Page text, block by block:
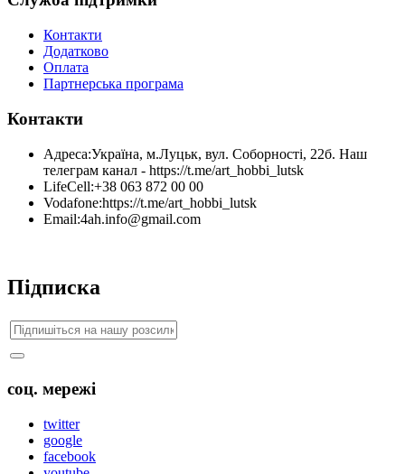
Контакти
Додатково
Оплата
Партнерська програма
Контакти
Адреса:Україна, м.Луцьк, вул. Соборності, 22б. Наш
телеграм канал - https://t.me/art_hobbi_lutsk
LifeCell:+38 063 872 00 00
Vodafone:https://t.me/art_hobbi_lutsk
Email:4ah.info@gmail.com
Підписка
соц. мережі
twitter
google
facebook